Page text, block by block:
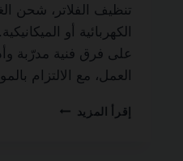
تنظيف الفلاتر، شحن
الكهربائية أو
على فرق فنية مدرّبة
العمل، مع الالتزام
إقرأ المزيد شركة